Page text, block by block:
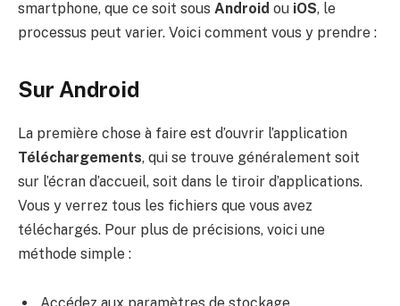
smartphone, que ce soit sous Android ou iOS, le
processus peut varier. Voici comment vous y prendre :
Sur Android
La première chose à faire est d’ouvrir l’application
Téléchargements, qui se trouve généralement soit
sur l’écran d’accueil, soit dans le tiroir d’applications.
Vous y verrez tous les fichiers que vous avez
téléchargés. Pour plus de précisions, voici une
méthode simple :